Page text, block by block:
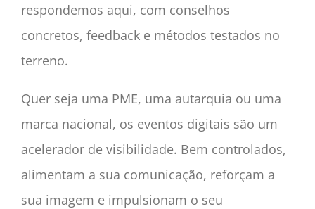
respondemos aqui, com conselhos
concretos, feedback e métodos testados no
terreno.
Quer seja uma PME, uma autarquia ou uma
marca nacional, os eventos digitais são um
acelerador de visibilidade. Bem controlados,
alimentam a sua comunicação, reforçam a
sua imagem e impulsionam o seu